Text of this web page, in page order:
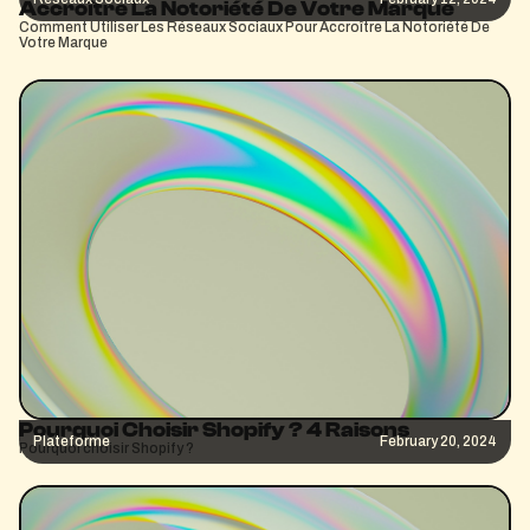
Accroître La Notoriété De Votre Marque
Comment Utiliser Les Réseaux Sociaux Pour Accroître La Notoriété De
Votre Marque
Plateforme February 20, 2024
Pourquoi Choisir Shopify ? 4 Raisons
Pourquoi choisir Shopify ?